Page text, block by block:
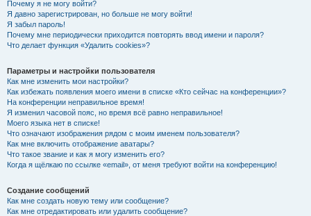
Почему я не могу войти?
Я давно зарегистрирован, но больше не могу войти!
Я забыл пароль!
Почему мне периодически приходится повторять ввод имени и пароля?
Что делает функция «Удалить cookies»?
Параметры и настройки пользователя
Как мне изменить мои настройки?
Как избежать появления моего имени в списке «Кто сейчас на конференции»?
На конференции неправильное время!
Я изменил часовой пояс, но время всё равно неправильное!
Моего языка нет в списке!
Что означают изображения рядом с моим именем пользователя?
Как мне включить отображение аватары?
Что такое звание и как я могу изменить его?
Когда я щёлкаю по ссылке «email», от меня требуют войти на конференцию!
Создание сообщений
Как мне создать новую тему или сообщение?
Как мне отредактировать или удалить сообщение?